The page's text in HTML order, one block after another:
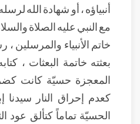
أنبياؤه ، أو شهادة الله
مع النبي عليه الصلاة
خاتم الأنبياء والمرسلين ،
بعثته خاتمة البعثات ،
المعجزة حسيّة كانت
كعدم إحراق النار سيدنا
الحسيّة تماماً كتألق عود